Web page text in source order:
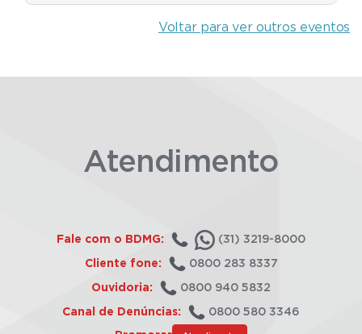
Voltar para ver outros eventos
Atendimento
Fale com o BDMG: (31) 3219-8000
Cliente fone: 0800 283 8337
Ouvidoria: 0800 940 5832
Canal de Denúncias: 0800 580 3346